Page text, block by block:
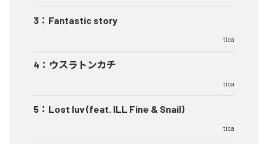
3 ： Fantastic story
tica
4 ： ウスラトンカチ
tica
5 ： Lost luv (feat. ILL Fine & Snail)
tica